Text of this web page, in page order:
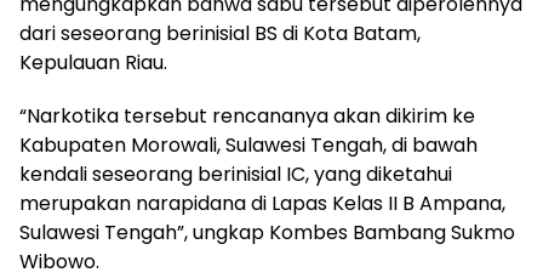
dari seseorang berinisial BS di Kota Batam,
Kepulauan Riau.
“Narkotika tersebut rencananya akan dikirim ke
Kabupaten Morowali, Sulawesi Tengah, di bawah
kendali seseorang berinisial IC, yang diketahui
merupakan narapidana di Lapas Kelas II B Ampana,
Sulawesi Tengah”, ungkap Kombes Bambang Sukmo
Wibowo.